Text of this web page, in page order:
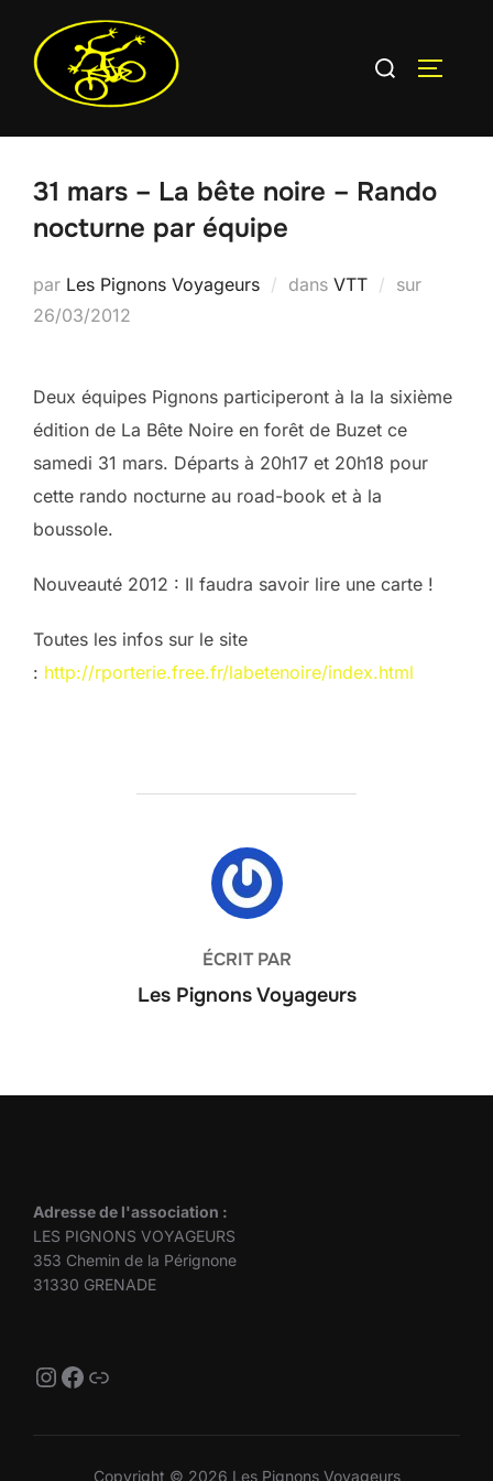
contenu
Rechercher :
31 mars – La bête noire – Rando
nocturne par équipe
par Les Pignons Voyageurs dans VTT surPublié
26/03/2012
Deux équipes Pignons participeront à la la sixième
édition de La Bête Noire en forêt de Buzet ce
samedi 31 mars. Départs à 20h17 et 20h18 pour
cette rando nocturne au road-book et à la
boussole.
Nouveauté 2012 : Il faudra savoir lire une carte !
Toutes les infos sur le site
: http://rporterie.free.fr/labetenoire/index.html
AUTEUR DE LA PUBLICATION
ÉCRIT PAR
Les Pignons Voyageurs
Adresse de l'association :
LES PIGNONS VOYAGEURS
353 Chemin de la Pérignone
31330 GRENADE
Instagram
Facebook
Lien
Copyright © 2026 Les Pignons Voyageurs